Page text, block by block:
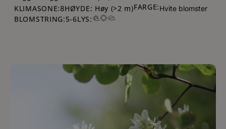
KLIMASONE:8HØYDE: Høy (>2 m)FARGE:Hvite blomster
BLOMSTRING:5-6LYS: